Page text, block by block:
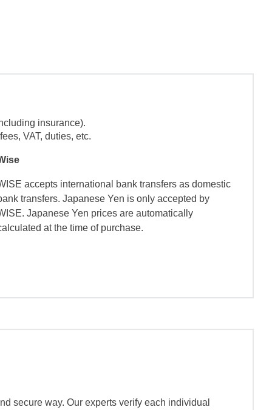
insurance).
VAT, duties, etc.
accepts international bank transfers as domestic
transfers. Japanese Yen is only accepted by
Japanese Yen prices are automatically
at the time of purchase.
secure way. Our experts verify each individual